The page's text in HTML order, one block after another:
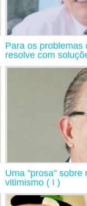
Para os problemas
resolve com
Uma "prosa" sobre
vitimismo ( I )